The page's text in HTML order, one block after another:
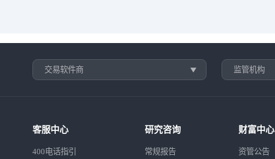
交易软件商 监管机构
客服中心
400电话指引
研究咨询
常规报告
财富中心
资管公告